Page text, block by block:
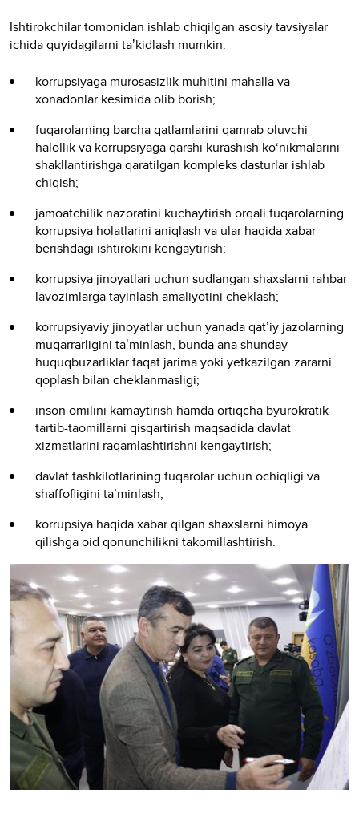
Ishtirokchilar tomonidan ishlab chiqilgan asosiy tavsiyalar
ichida quyidagilarni taʼkidlash mumkin:
korrupsiyaga murosasizlik muhitini mahalla va
xonadonlar kesimida olib borish;
fuqarolarning barcha qatlamlarini qamrab oluvchi
halollik va korrupsiyaga qarshi kurashish ko‘nikmalarini
shakllantirishga qaratilgan kompleks dasturlar ishlab
chiqish;
jamoatchilik nazoratini kuchaytirish orqali fuqarolarning
korrupsiya holatlarini aniqlash va ular haqida xabar
berishdagi ishtirokini kengaytirish;
korrupsiya jinoyatlari uchun sudlangan shaxslarni rahbar
lavozimlarga tayinlash amaliyotini cheklash;
korrupsiyaviy jinoyatlar uchun yanada qatʼiy jazolarning
muqarrarligini taʼminlash, bunda ana shunday
huquqbuzarliklar faqat jarima yoki yetkazilgan zararni
qoplash bilan cheklanmasligi;
inson omilini kamaytirish hamda ortiqcha byurokratik
tartib-taomillarni qisqartirish maqsadida davlat
xizmatlarini raqamlashtirishni kengaytirish;
davlat tashkilotlarining fuqarolar uchun ochiqligi va
shaffofligini ta’minlash;
korrupsiya haqida xabar qilgan shaxslarni himoya
qilishga oid qonunchilikni takomillashtirish.